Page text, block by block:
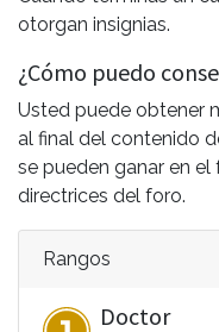
otorgan insignias.
¿Cómo puedo
Usted puede obtener
al final del contenido
se pueden ganar en el
directrices del foro.
Rangos
Doctor